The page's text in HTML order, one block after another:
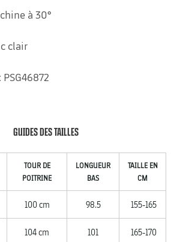
à 30°
clair
GUIDES DES TAILLES
TOUR DE
POITRINE
LONGUEUR
BAS
TAILLE EN
CM
100 cm 98.5 155-165
104 cm 101 165-170